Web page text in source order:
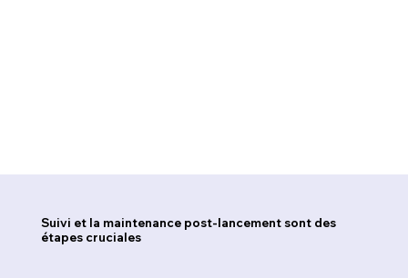
Suivi et la maintenance post-lancement sont des
étapes cruciales